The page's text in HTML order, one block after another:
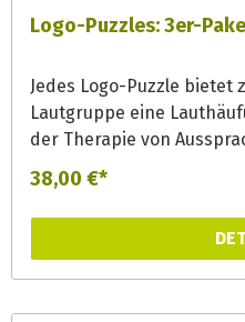
Logo-Puzzles: 3er-
Jedes Logo-Puzzle bietet
Lautgruppe eine
der Therapie von
Lautgeneralisierung
Aber auch in der
Erzählanlässe und
Phonemsensibilisierung
38,00 €*